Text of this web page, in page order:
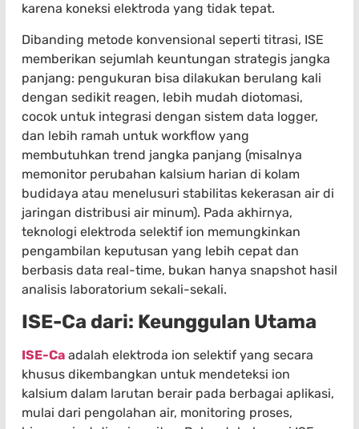
karena koneksi elektroda yang tidak tepat.
Dibanding metode konvensional seperti titrasi, ISE
memberikan sejumlah keuntungan strategis jangka
panjang: pengukuran bisa dilakukan berulang kali
dengan sedikit reagen, lebih mudah diotomasi,
cocok untuk integrasi dengan sistem data logger,
dan lebih ramah untuk workflow yang
membutuhkan trend jangka panjang (misalnya
memonitor perubahan kalsium harian di kolam
budidaya atau menelusuri stabilitas kekerasan air di
jaringan distribusi air minum). Pada akhirnya,
teknologi elektroda selektif ion memungkinkan
pengambilan keputusan yang lebih cepat dan
berbasis data real-time, bukan hanya snapshot hasil
analisis laboratorium sekali-sekali.
ISE-Ca dari: Keunggulan Utama
ISE-Ca adalah elektroda ion selektif yang secara
khusus dikembangkan untuk mendeteksi ion
kalsium dalam larutan berair pada berbagai aplikasi,
mulai dari pengolahan air, monitoring proses,